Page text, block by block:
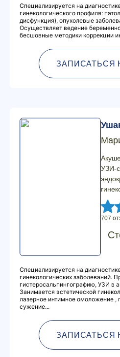
Специализируется на
гинекологического профиля:
дисфункция), опухолевые
Осуществляет ведение
бесшовные методики коррекции
ЗАПИСАТЬСЯ
УЗИ-
707
Специализируется на
гинекологических заболеваний.
гистеросальпингографию, УЗИ в
Занимается эстетической
лазерное интимное омоложение ,
сужение...
ЗАПИСАТЬСЯ